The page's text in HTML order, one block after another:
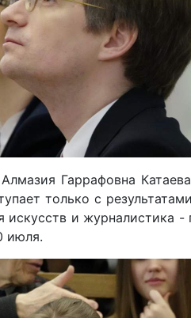
Гаррафовна
только с
и журналистика
июля.